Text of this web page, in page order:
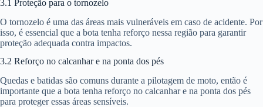
3.1 Proteção para o tornozelo
O tornozelo é uma das áreas mais vulneráveis em caso de acidente. Por
isso, é essencial que a bota tenha reforço nessa região para garantir
proteção adequada contra impactos.
3.2 Reforço no calcanhar e na ponta dos pés
Quedas e batidas são comuns durante a pilotagem de moto, então é
importante que a bota tenha reforço no calcanhar e na ponta dos pés
para proteger essas áreas sensíveis.